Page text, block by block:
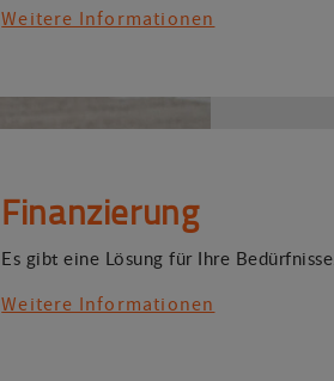
Weitere Informationen
Finanzierung
Es gibt eine Lösung für Ihre Bedürfnisse.
Weitere Informationen